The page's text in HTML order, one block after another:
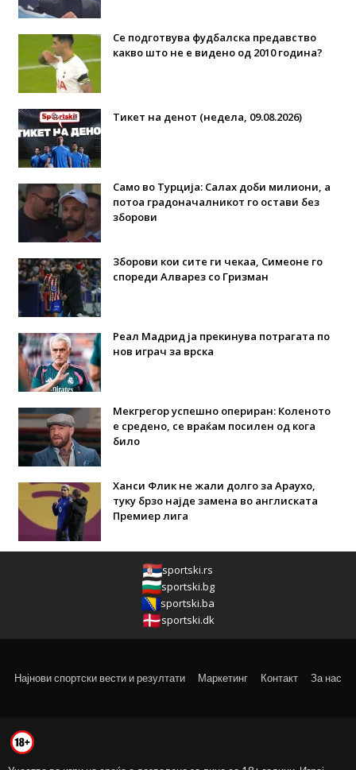
Се подготвува фудбалска предавство
какво што не е видено од 2010 година?
Тикет на денот (недела, 09.08.2026)
Само во Турција: Салах доби милиони, а
потоа градоначалникот го остави без
зборови
Зборови кои сите ги чекаа, Симеоне го
спореди Алварез со Гризман
Реал Мадрид ја прекинува потрагата по
нов играч за врска
Мекгрегор успешно опериран: Коленото
е средено, се враќам посилен од кога
било
Ханси Флик не жали долго за Араухо,
туку брзо најде замена во англиската
Премиер лига
sportski.rs
sportski.bg
sportski.ba
sportski.dk
Најнови спортски вести и резултати Маркетинг Контакт За нас